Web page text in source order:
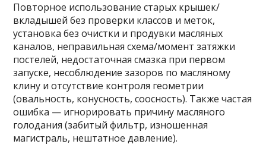
Повторное использование старых крышек/
вкладышей без проверки классов и меток,
установка без очистки и продувки масляных
каналов, неправильная схема/момент затяжки
постелей, недостаточная смазка при первом
запуске, несоблюдение зазоров по масляному
клину и отсутствие контроля геометрии
(овальность, конусность, соосность). Также частая
ошибка — игнорировать причину масляного
голодания (забитый фильтр, изношенная
магистраль, нештатное давление).